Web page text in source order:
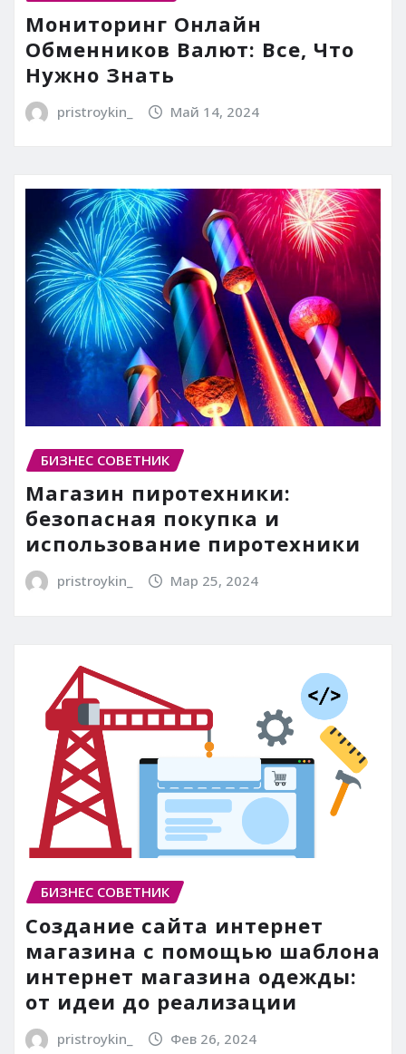
Мониторинг Онлайн
Обменников Валют: Все, Что
Нужно Знать
pristroykin_ Май 14, 2024
БИЗНЕС СОВЕТНИК
Магазин пиротехники:
безопасная покупка и
использование пиротехники
pristroykin_ Мар 25, 2024
БИЗНЕС СОВЕТНИК
Создание сайта интернет
магазина с помощью шаблона
интернет магазина одежды:
от идеи до реализации
pristroykin_ Фев 26, 2024